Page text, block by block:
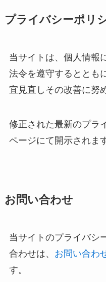
プライバシーポリ
当サイトは、個人情報
法令を遵守するととも
宜見直しその改善に努
修正された最新のプラ
ページにて開示されま
お問い合わせ
当サイトのプライバシ
合わせは、 お問い合わ
す。